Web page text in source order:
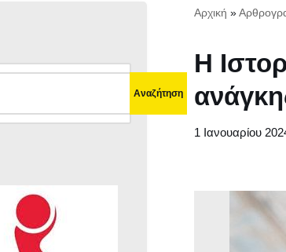
Αναζήτηση
Αρχική »
Η
1 Ιανουαρίου